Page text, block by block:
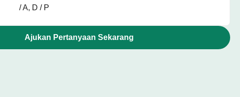
/ A, D / P
Ajukan Pertanyaan Sekarang